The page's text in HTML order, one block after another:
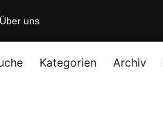
Über uns
Kategorien Archiv